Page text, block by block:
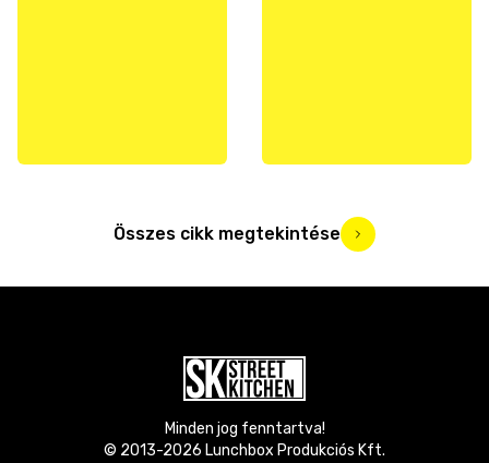
Összes cikk megtekintése
Minden jog fenntartva!
© 2013-2026 Lunchbox Produkciós Kft.